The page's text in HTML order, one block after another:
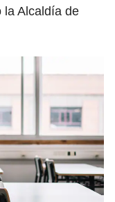
la Alcaldía de